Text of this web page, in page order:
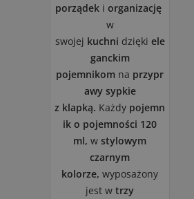
porządek i organizację
w
swojej kuchni dzięki ele
ganckim
pojemnikom na przypr
awy sypkie
z klapką. Każdy pojemn
ik o pojemności 120
ml, w stylowym
czarnym
kolorze, wyposażony
jest w trzy